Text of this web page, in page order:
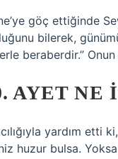
göç ettiğinde
bilerek,
beraberdir.”
AYET NE
yardım etti
huzur bulsa. Yoksa